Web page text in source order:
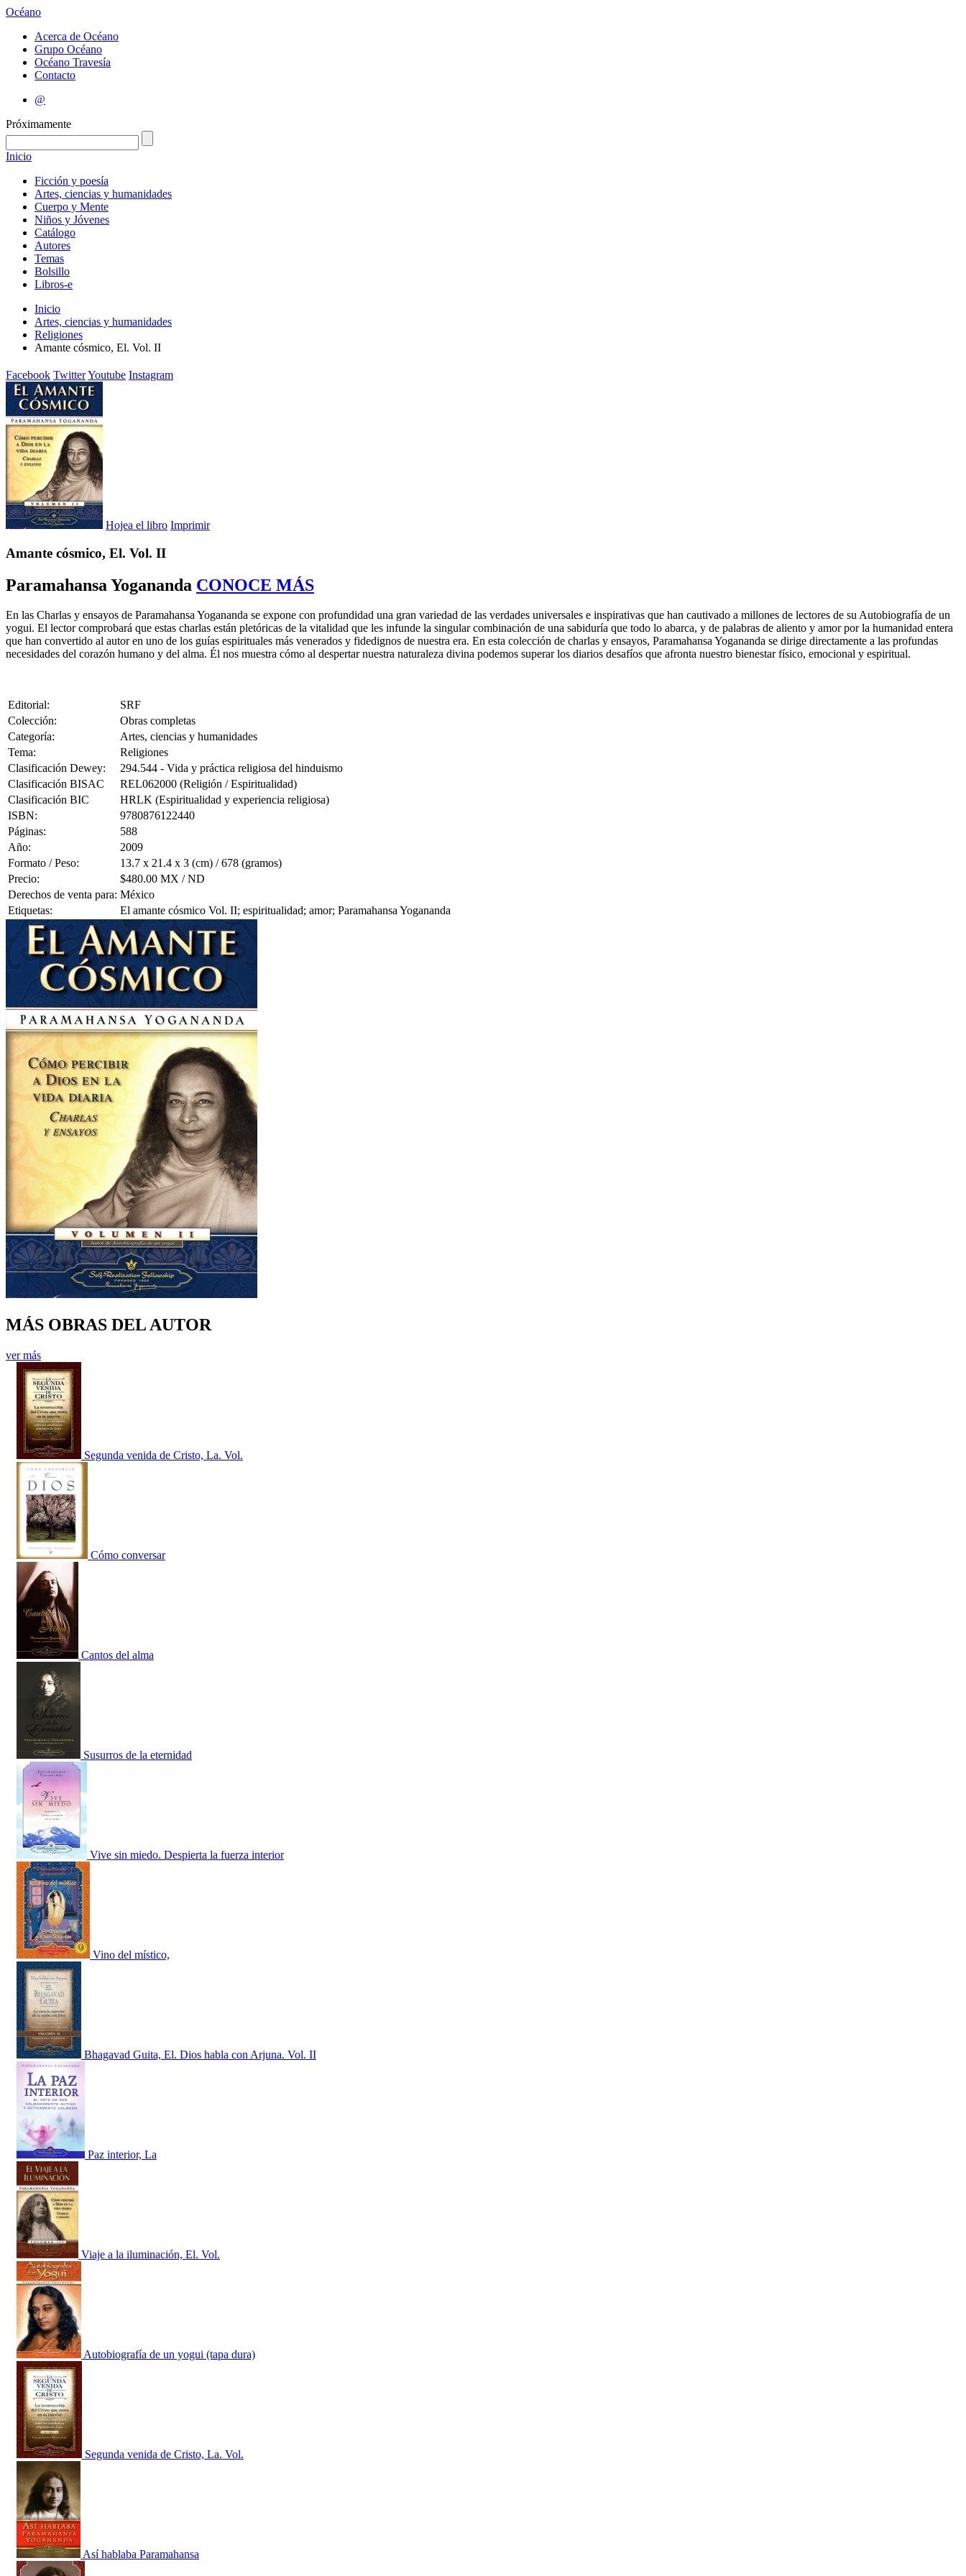
Océano
Acerca de Océano
Grupo Océano
Océano Travesía
Contacto
@
Próximamente
Inicio
Ficción y poesía
Artes, ciencias y humanidades
Cuerpo y Mente
Niños y Jóvenes
Catálogo
Autores
Temas
Bolsillo
Libros-e
Inicio
Artes, ciencias y humanidades
Religiones
Amante cósmico, El. Vol. II
Facebook TwitterYoutube Instagram
Hojea el libro Imprimir
Amante cósmico, El. Vol. II
Paramahansa Yogananda CONOCE MÁS
En las Charlas y ensayos de Paramahansa Yogananda se expone con profundidad una gran variedad de las verdades universales e inspirativas que han cautivado a millones de lectores de su Autobiografía de un
yogui. El lector comprobará que estas charlas están pletóricas de la vitalidad que les infunde la singular combinación de una sabiduría que todo lo abarca, y de palabras de aliento y amor por la humanidad entera
que han convertido al autor en uno de los guías espirituales más venerados y fidedignos de nuestra era. En esta colección de charlas y ensayos, Paramahansa Yogananda se dirige directamente a las profundas
necesidades del corazón humano y del alma. Él nos muestra cómo al despertar nuestra naturaleza divina podemos superar los diarios desafíos que afronta nuestro bienestar físico, emocional y espiritual.
Editorial:
SRF
Colección:
Obras completas
Categoría:
Artes, ciencias y humanidades
Tema:
Religiones
Clasificación Dewey:
294.544 - Vida y práctica religiosa del hinduismo
Clasificación BISAC
REL062000 (Religión / Espiritualidad)
Clasificación BIC
HRLK (Espiritualidad y experiencia religiosa)
ISBN:
9780876122440
Páginas:
588
Año:
2009
Formato / Peso:
13.7 x 21.4 x 3 (cm) / 678 (gramos)
Precio:
$480.00 MX / ND
Derechos de venta para: México
Etiquetas:
El amante cósmico Vol. II; espiritualidad; amor; Paramahansa Yogananda
MÁS OBRAS DEL AUTOR
ver más
Segunda venida de Cristo, La. Vol.
Cómo conversar
Cantos del alma
Susurros de la eternidad
Vive sin miedo. Despierta la fuerza interior
Vino del místico,
Bhagavad Guita, El. Dios habla con Arjuna. Vol. II
Paz interior, La
Viaje a la iluminación, El. Vol.
Autobiografía de un yogui (tapa dura)
Segunda venida de Cristo, La. Vol.
Así hablaba Paramahansa